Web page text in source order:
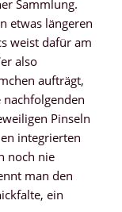
Sammlung.
etwas längeren
weist dafür am
also
aufträgt,
Pinseln
integrierten
noch nie
man den
ein